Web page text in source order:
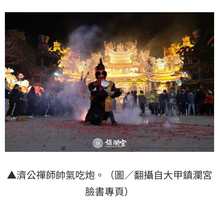
▲濟公禪師帥氣吃炮。（圖／翻攝自大甲鎮瀾宮
臉書專頁）